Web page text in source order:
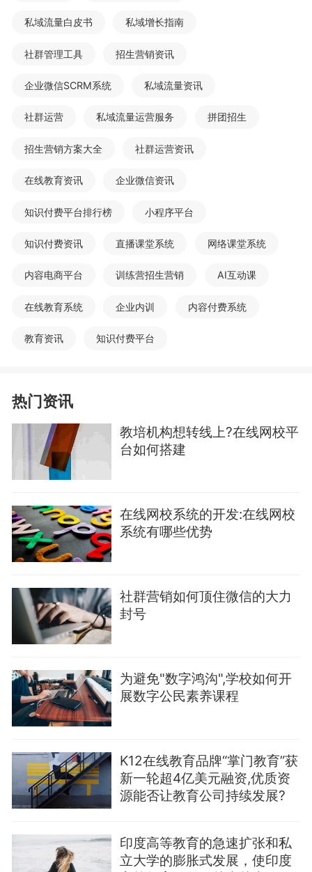
私域流量白皮书 私域增长指南
社群管理工具 招生营销资讯
企业微信SCRM系统 私域流量资讯
社群运营 私域流量运营服务 拼团招生
招生营销方案大全 社群运营资讯
在线教育资讯 企业微信资讯
知识付费平台排行榜 小程序平台
知识付费资讯 直播课堂系统 网络课堂系统
内容电商平台 训练营招生营销 AI互动课
在线教育系统 企业内训 内容付费系统
教育资讯 知识付费平台
热门资讯
教培机构想转线上?在线网校平
台如何搭建
在线网校系统的开发:在线网校
系统有哪些优势
社群营销如何顶住微信的大力
封号
为避免"数字鸿沟",学校如何开
展数字公民素养课程
K12在线教育品牌“掌门教育”获
新一轮超4亿美元融资,优质资
源能否让教育公司持续发展?
印度高等教育的急速扩张和私
立大学的膨胀式发展，使印度